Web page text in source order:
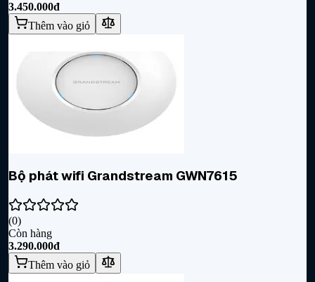
3.450.000đ
Thêm vào giỏ
Bộ phát wifi Grandstream GWN7615
(0)
Còn hàng
3.290.000đ
Thêm vào giỏ